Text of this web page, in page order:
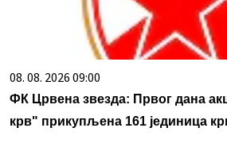
08. 08. 2026 09:00
ФК Црвена звезда: Првог дана
крв" прикупљена 161 јединица